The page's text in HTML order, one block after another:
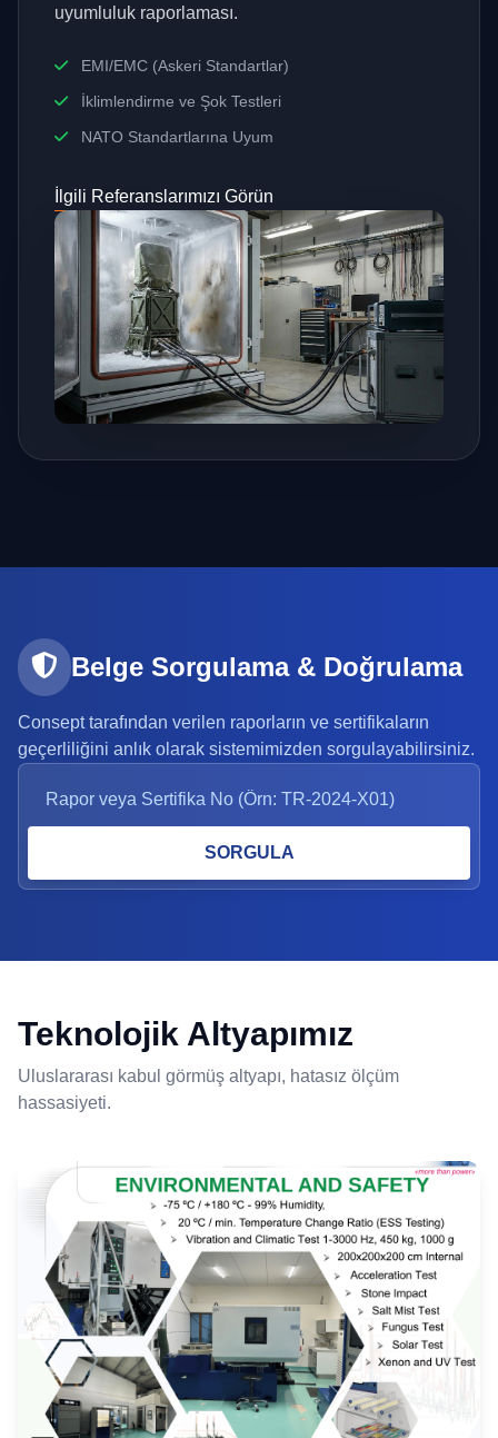
uyumluluk raporlaması.
EMI/EMC (Askeri Standartlar)
İklimlendirme ve Şok Testleri
NATO Standartlarına Uyum
İlgili Referanslarımızı Görün
Belge Sorgulama & Doğrulama
Consept tarafından verilen raporların ve sertifikaların
geçerliliğini anlık olarak sistemimizden sorgulayabilirsiniz.
SORGULA
Teknolojik Altyapımız
Uluslararası kabul görmüş altyapı, hatasız ölçüm
hassasiyeti.